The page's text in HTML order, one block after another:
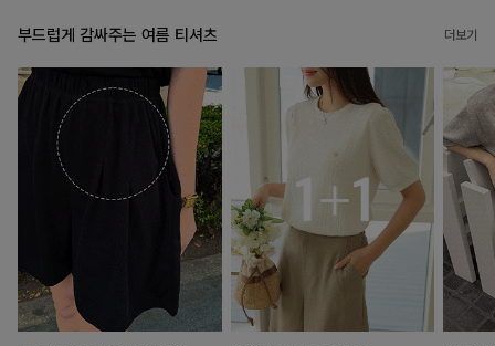
부드럽게 감싸주는 여름 티셔츠 더보기